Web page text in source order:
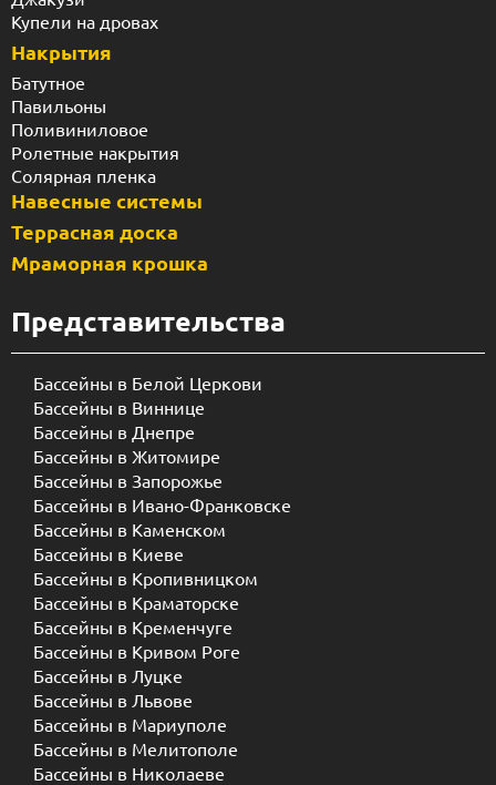
Купели на дровах
Накрытия
Батутное
Павильоны
Поливиниловое
Ролетные накрытия
Солярная пленка
Навесные системы
Террасная доска
Мраморная крошка
Представительства
Бассейны в Белой Церкови
Бассейны в Виннице
Бассейны в Днепре
Бассейны в Житомире
Бассейны в Запорожье
Бассейны в Ивано-Франковске
Бассейны в Каменском
Бассейны в Киеве
Бассейны в Кропивницком
Бассейны в Краматорске
Бассейны в Кременчуге
Бассейны в Кривом Роге
Бассейны в Луцке
Бассейны в Львове
Бассейны в Мариуполе
Бассейны в Мелитополе
Бассейны в Николаеве